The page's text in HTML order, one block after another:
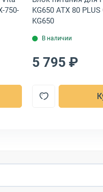
750-
KG650 ATX 80
KG650
В наличии
5 795 ₽